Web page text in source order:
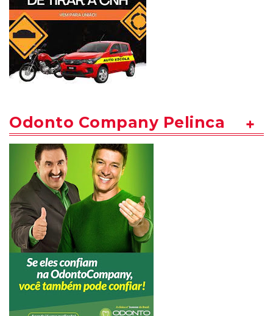
Odonto Company Pelinca